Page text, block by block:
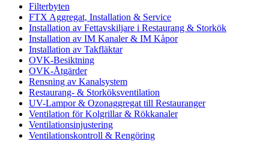
Filterbyten
FTX Aggregat, Installation & Service
Installation av Fettavskiljare i Restaurang & Storkök
Installation av IM Kanaler & IM Kåpor
Installation av Takfläktar
OVK-Besiktning
OVK-Åtgärder
Rensning av Kanalsystem
Restaurang- & Storköksventilation
UV-Lampor & Ozonaggregat till Restauranger
Ventilation för Kolgrillar & Rökkanaler
Ventilationsinjustering
Ventilationskontroll & Rengöring